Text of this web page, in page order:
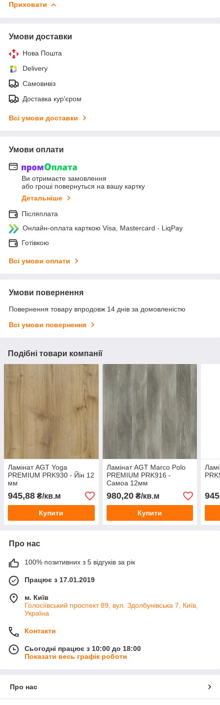
Приховати
Умови доставки
Нова Пошта
Delivery
Самовивіз
Доставка кур'єром
Всі умови доставки
Умови оплати
Ви отримаєте замовлення
або гроші повернуться на вашу картку
Детальніше
Післяплата
Онлайн-оплата карткою Visa, Mastercard - LiqPay
Готівкою
Всі умови оплати
Умови повернення
Повернення товару впродовж 14 днів за домовленістю
Всі умови повернення
Подібні товари компанії
Ламінат AGT Yoga
PREMIUM PRK930 - Йін 12
мм
945,88 ₴/кв.м
Купити
Ламінат AGT Marco Polo
PREMIUM PRK916 -
Самоа 12мм
980,20₴/кв.м
Купити
Про нас
100% позитивних з 5 відгуків за рік
Працює з 17.01.2019
м. Київ
Голосіївський проспект 89, вул. Здолбунівська 7, Київ,
Україна
Контакти
Сьогодні працює з 10:00 до 18:00
Показати весь графік роботи
Про нас